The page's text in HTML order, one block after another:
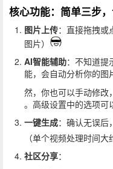
核心功能：简单三步
图片上传：直接拖拽或
图片）
AI智能辅助：不知道提
能，会自动分析你的图
然，你也可以手动修改
。高级设置中的选项可
一键生成：确认无误后
（单个视频处理时间
社区分享：